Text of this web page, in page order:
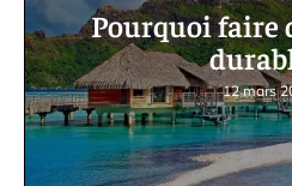
Pourquoi faire
12 mars